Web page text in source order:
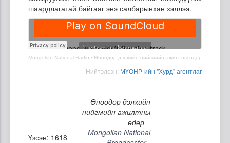
шаардлагатай байгааг энэ салбарынхан хэллээ.
Mongolian National Radio · Өнөөдөр дэлхийн нийгмийн ажилтны өдөр
Нийтэлсэн: МҮОНР-ийн "Хурд" агентлаг
Өнөөдөр дэлхийн
нийгмийн ажилтны
өдөр
Үзсэн: 1618
Mongolian National